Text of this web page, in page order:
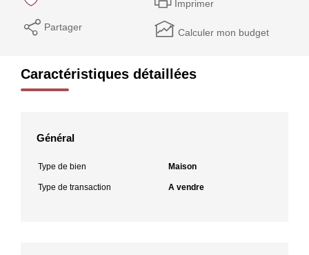
Imprimer
Partager Calculer mon budget
Caractéristiques détaillées
Général
Type de bien Maison
Type de transaction A vendre